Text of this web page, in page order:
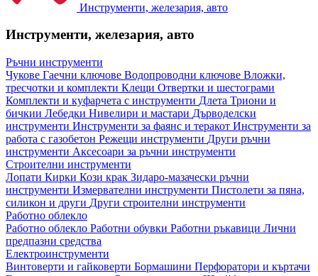
Инструменти, железария, авто
Инструменти, железария, авто
Ръчни инструменти
Чукове Гаечни ключове Водопроводни ключове Вложки,
тресчотки и комплекти Клещи Отвертки и шестограми
Комплекти и куфарчета с инструменти Длета Триони и
бичкии Лебедки Нивелири и мастари Дърводелски
инструменти Инструменти за фаянс и теракот Инструменти за
работа с газобетон Режещи инструменти Други ръчни
инструменти Аксесоари за ръчни инструменти
Строителни инструменти
Лопати Кирки Кози крак Зидаро-мазачески ръчни
инструменти Измервателни инструменти Пистолети за пяна,
силикон и други Други строителни инструменти
Работно облекло
Работно облекло Работни обувки Работни ръкавици Лични
предпазни средства
Електроинструменти
Винтоверти и гайковерти Бормашини Перфоратори и къртачи